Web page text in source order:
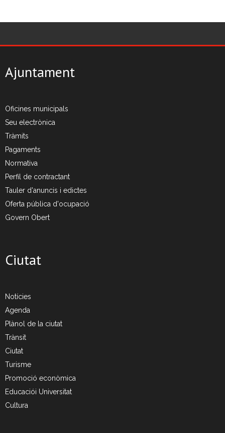
Ajuntament
Oficines municipals
Seu electrònica
Tràmits
Pagaments
Normativa
Perfil de contractant
Tauler d'anuncis i edictes
Oferta pública d'ocupació
Govern Obert
Ciutat
Notícies
Agenda
Plànol de la ciutat
Trànsit
Ciutat
Turisme
Promoció econòmica
Educaciói Universitat
Cultura